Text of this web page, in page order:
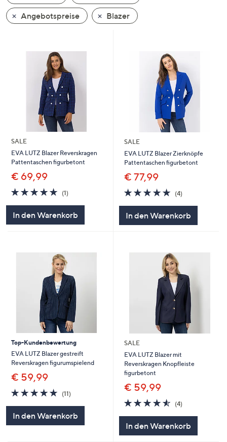
wischen
Sie
diese
anzuzeigen.
Angebotspreise
Blazer
SALE
EVA LUTZ Blazer Reverskragen
Pattentaschen figurbetont
€ 69,99
5.0
von
(1)1
In den Warenkorb
SALE
EVA LUTZ Blazer Zierknöpfe
Pattentaschen figurbetont
€ 77,99
5.0
von
(4)4
In den Warenkorb
Top-Kundenbewertung
EVA LUTZ Blazer gestreift
Reverskragen figurumspielend
€ 59,99
4.7
von
(11)11
In den Warenkorb
SALE
EVA LUTZ Blazer mit
Reverskragen Knopfleiste
figurbetont
€ 59,99
4.5
von
(4)4
In den Warenkorb